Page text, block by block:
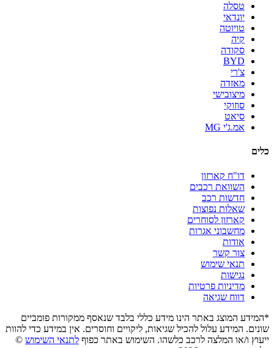
טסלה
יונדאי
טויוטה
קיה
סקודה
BYD
צ'רי
מאזדה
מיצובישי
סוזוקי
סיאט
אמ.ג'י MG
כלים
דו"ח קארזון
השוואת רכבים
חדשות רכב
שאלות נפוצות
קארזון לסוחרים
מחשבוני אגרות
אודות
צור קשר
תנאי שימוש
נגישות
מדיניות פרטיות
דווח שגיאה
*המידע המוצג באתר הינו מידע כללי בלבד שנאסף ממקורות פומביים
שונים. המידע עלול להכיל שגיאות, ליקויים וחוסרים. אין במידע כדי להוות
ייעוץ ו/או המלצה לרכב כלשהו. השימוש באתר כפוף לתנאי השימוש ©